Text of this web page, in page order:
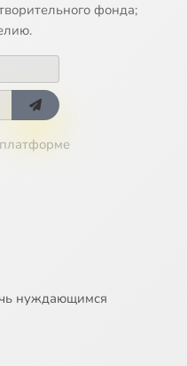
фонда;
нуждающимся